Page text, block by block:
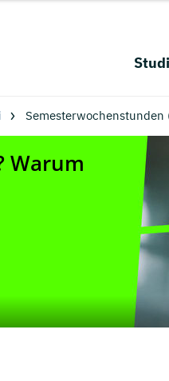
Semesterwochenstunden